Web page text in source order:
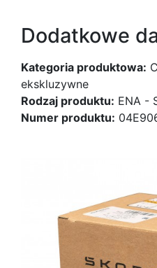
Dodatkowe
Kategoria produktowa:
ekskluzywne
Rodzaj produktu: ENA -
Numer produktu: